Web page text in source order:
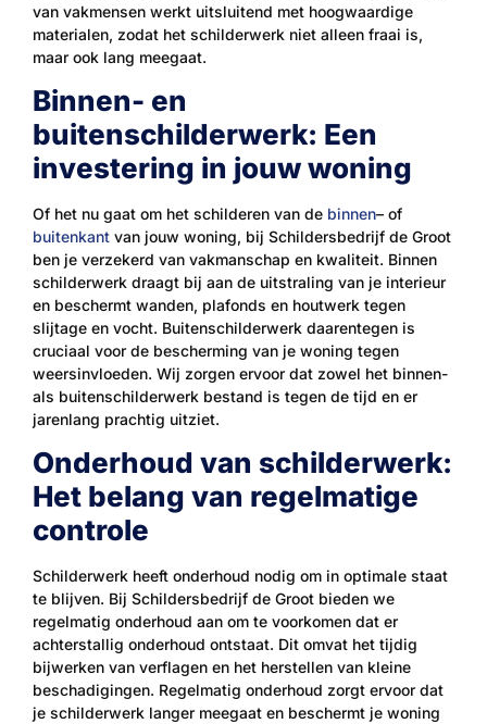
van vakmensen werkt uitsluitend met hoogwaardige
materialen, zodat het schilderwerk niet alleen fraai is,
maar ook lang meegaat.
Binnen- en
buitenschilderwerk: Een
investering in jouw woning
Of het nu gaat om het schilderen van de binnen– of
buitenkant van jouw woning, bij Schildersbedrijf de Groot
ben je verzekerd van vakmanschap en kwaliteit. Binnen
schilderwerk draagt bij aan de uitstraling van je interieur
en beschermt wanden, plafonds en houtwerk tegen
slijtage en vocht. Buitenschilderwerk daarentegen is
cruciaal voor de bescherming van je woning tegen
weersinvloeden. Wij zorgen ervoor dat zowel het binnen-
als buitenschilderwerk bestand is tegen de tijd en er
jarenlang prachtig uitziet.
Onderhoud van schilderwerk:
Het belang van regelmatige
controle
Schilderwerk heeft onderhoud nodig om in optimale staat
te blijven. Bij Schildersbedrijf de Groot bieden we
regelmatig onderhoud aan om te voorkomen dat er
achterstallig onderhoud ontstaat. Dit omvat het tijdig
bijwerken van verflagen en het herstellen van kleine
beschadigingen. Regelmatig onderhoud zorgt ervoor dat
je schilderwerk langer meegaat en beschermt je woning